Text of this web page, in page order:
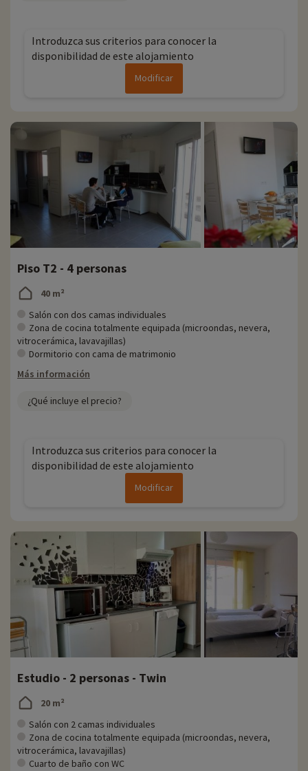
Para más información
- Se aceptan mascotas, con coste adicional
Introduzca sus criterios para conocer la
disponibilidad de este alojamiento
Modificar
Piso T2 - 4 personas
40 m²
Salón con dos camas individuales
Zona de cocina totalmente equipada (microondas, nevera,
vitrocerámica, lavavajillas)
Dormitorio con cama de matrimonio
Más información
¿Qué incluye el precio?
Introduzca sus criterios para conocer la
disponibilidad de este alojamiento
Modificar
Estudio - 2 personas - Twin
20 m²
Salón con 2 camas individuales
Zona de cocina totalmente equipada (microondas, nevera,
vitrocerámica, lavavajillas)
Cuarto de baño con WC